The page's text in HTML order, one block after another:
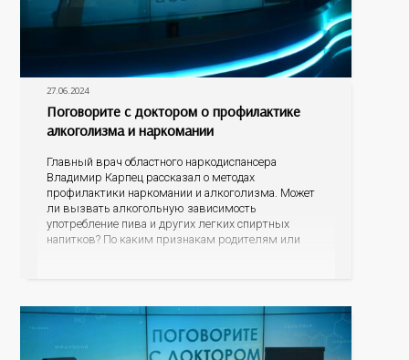
27.06.2024
Поговорите с доктором о профилактике
алкоголизма и наркомании
Главный врач областного наркодиспансера
Владимир Карпец рассказал о методах
профилактики наркомании и алкоголизма. Может
ли вызвать алкогольную зависимость
употребление пива и других легких спиртных
напитков? По каким признакам родителям или
обратиться